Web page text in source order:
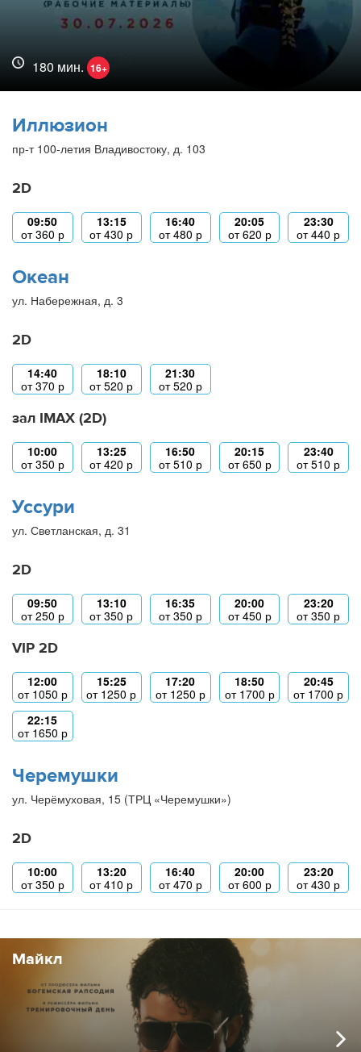
180 мин. 16+
Иллюзион
пр-т 100-летия Владивостоку, д. 103
2D
09:50
от360 р
13:15
от430 р
16:40
от480 р
20:05
от620 р
23:30
от440 р
Океан
ул. Набережная, д. 3
2D
14:40
от370 р
18:10
от520 р
21:30
от520 р
зал IMAX (2D)
10:00
от350 р
13:25
от420 р
16:50
от510 р
20:15
от650 р
23:40
от510 р
Уссури
ул. Светланская, д. 31
2D
09:50
от250 р
13:10
от350 р
16:35
от350 р
20:00
от450 р
23:20
от350 р
VIP 2D
12:00
от 1050 р
15:25
от 1250 р
17:20
от 1250 р
18:50
от 1700 р
20:45
от 1700 р
22:15
от 1650 р
Черемушки
ул. Черёмуховая, 15 (ТРЦ «Черемушки»)
2D
10:00
от350 р
13:20
от410 р
16:40
от470 р
20:00
от600 р
23:20
от430 р
Майкл